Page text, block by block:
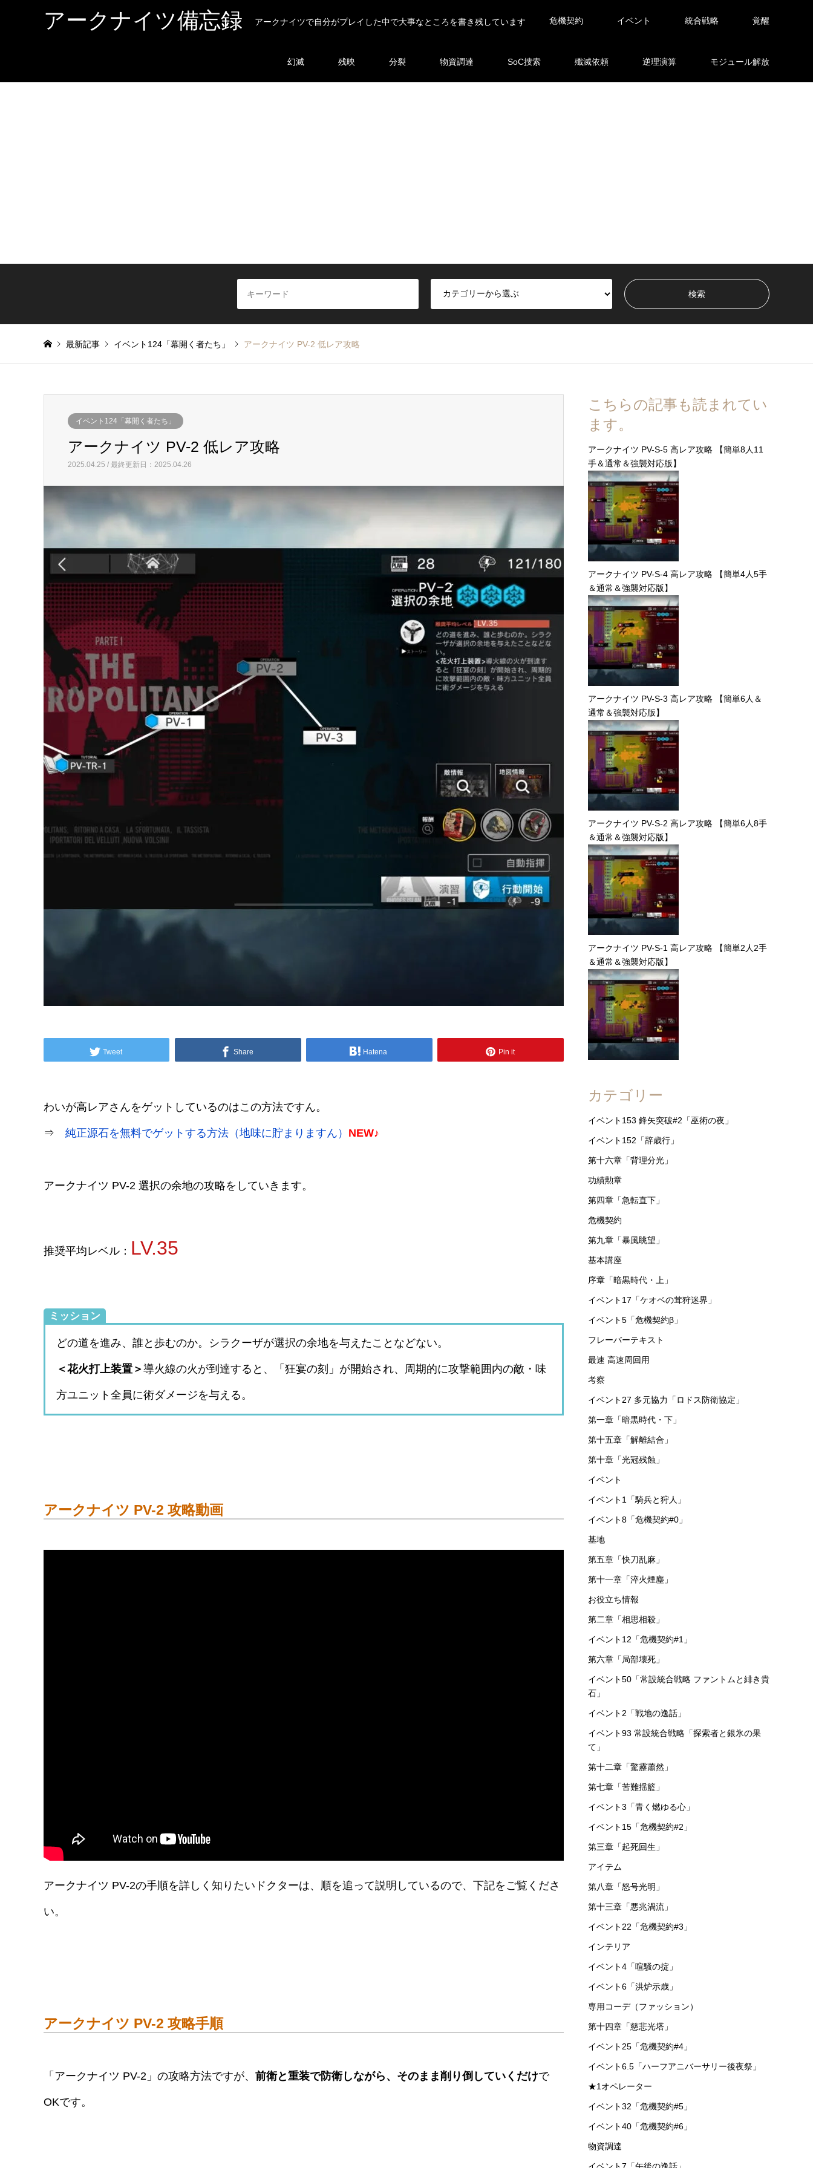
アークナイツ備忘録 アークナイツで自分がプレイした中で大事なところを書き残しています 危機契約 イベント 統合戦略 覚醒
幻滅 残映 分裂 物資調達 SoC捜索 殲滅依頼 逆理演算 モジュール解放
最新記事 イベント124「幕開く者たち」 アークナイツ PV-2 低レア攻略
イベント124「幕開く者たち」
アークナイツ PV-2 低レア攻略
2025.04.25 / 最終更新日：2025.04.26
Tweet Share Hatena Pin it
わいが高レアさんをゲットしているのはこの方法ですん。
⇒ 純正源石を無料でゲットする方法（地味に貯まりますん） NEW♪
アークナイツ PV-2 選択の余地の攻略をしていきます。
推奨平均レベル： LV.35
ミッション
どの道を進み、誰と歩むのか。シラクーザが選択の余地を与えたことなどない。
＜花火打上装置＞導火線の火が到達すると、「狂宴の刻」が開始され、周期的に攻撃範囲内の敵・味
方ユニット全員に術ダメージを与える。
アークナイツ PV-2 攻略動画
アークナイツ PV-2の手順を詳しく知りたいドクターは、順を追って説明しているので、下記をご覧くださ
い。
アークナイツ PV-2 攻略手順
「アークナイツ PV-2」の攻略方法ですが、 前衛と重装で防衛しながら、そのまま削り倒していくだけで
OKです。
こちらの記事も読まれてい
ます。
アークナイツ PV-S-5 高レア攻略 【簡単8人11
手＆通常＆強襲対応版】
アークナイツ PV-S-4 高レア攻略 【簡単4人5手
＆通常＆強襲対応版】
アークナイツ PV-S-3 高レア攻略 【簡単6人＆
通常＆強襲対応版】
アークナイツ PV-S-2 高レア攻略 【簡単6人8手
＆通常＆強襲対応版】
アークナイツ PV-S-1 高レア攻略 【簡単2人2手
＆通常＆強襲対応版】
カテゴリー
イベント153 鋒矢突破#2「巫術の夜」
イベント152「辞歳行」
第十六章「背理分光」
功績勲章
第四章「急転直下」
危機契約
第九章「暴風眺望」
基本講座
序章「暗黒時代・上」
イベント17「ケオベの茸狩迷界」
イベント5「危機契約β」
フレーバーテキスト
最速 高速周回用
考察
イベント27 多元協力「ロドス防衛協定」
第一章「暗黒時代・下」
第十五章「解離結合」
第十章「光冠残蝕」
イベント
イベント1「騎兵と狩人」
イベント8「危機契約#0」
基地
第五章「快刀乱麻」
第十一章「淬火煙塵」
お役立ち情報
第二章「相思相殺」
イベント12「危機契約#1」
第六章「局部壊死」
イベント50「常設統合戦略 ファントムと緋き貴
石」
イベント2「戦地の逸話」
イベント93 常設統合戦略「探索者と銀氷の果
て」
第十二章「驚靂蕭然」
第七章「苦難揺籃」
イベント3「青く燃ゆる心」
イベント15「危機契約#2」
第三章「起死回生」
アイテム
第八章「怒号光明」
第十三章「悪兆渦流」
イベント22「危機契約#3」
インテリア
イベント4「喧騒の掟」
イベント6「洪炉示歳」
専用コーデ（ファッション）
第十四章「慈悲光塔」
イベント25「危機契約#4」
イベント6.5「ハーフアニバーサリー後夜祭」
★1オペレーター
イベント32「危機契約#5」
イベント40「危機契約#6」
物資調達